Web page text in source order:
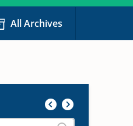
All Archives